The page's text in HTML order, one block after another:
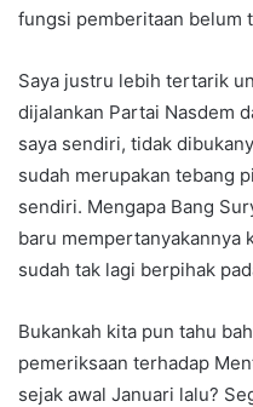
fungsi pemberitaan belum
Saya justru lebih tertarik
dijalankan Partai Nasdem
saya sendiri, tidak
sudah merupakan tebang
sendiri. Mengapa Bang
baru mempertanyakannya
sudah tak lagi berpihak
Bukankah kita pun tahu
pemeriksaan terhadap
sejak awal Januari lalu?